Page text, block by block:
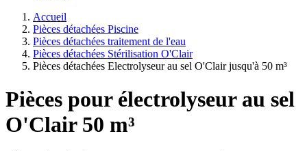
Accueil
Pièces détachées Piscine
Pièces détachées traitement de l'eau
Pièces détachées Stérilisation O'Clair
Pièces détachées Electrolyseur au sel O'Clair jusqu'à 50 m³
Pièces pour électrolyseur au sel
O'Clair 50 m³